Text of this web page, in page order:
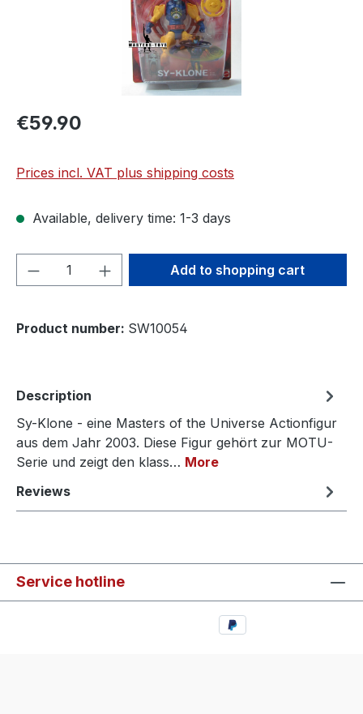
€59.90
Prices incl. VAT plus shipping costs
Available, delivery time: 1-3 days
Product Quantity: Enter the desired
Add to shopping cart
Product number: SW10054
Description
Sy-Klone - eine Masters of the Universe Actionfigur
aus dem Jahr 2003. Diese Figur gehört zur MOTU-
Serie und zeigt den klass… More
Reviews
Service hotline